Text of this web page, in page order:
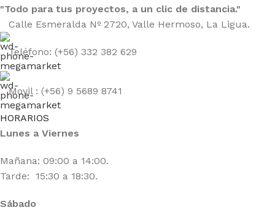
"Todo para tus proyectos, a un clic de distancia."
Calle Esmeralda Nº 2720, Valle Hermoso, La Ligua.
Teléfono: (+56) 332 382 629
Movil : (+56) 9 5689 8741
HORARIOS
Lunes a Viernes
Mañana: 09:00 a 14:00.
Tarde: 15:30 a 18:30.
Sábado